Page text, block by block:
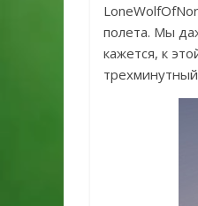
полета. Мы
кажется, к